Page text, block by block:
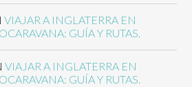
VIAJAR A INGLATERRA EN
GUÍA Y RUTAS.
VIAJAR A INGLATERRA EN
GUÍA Y RUTAS.